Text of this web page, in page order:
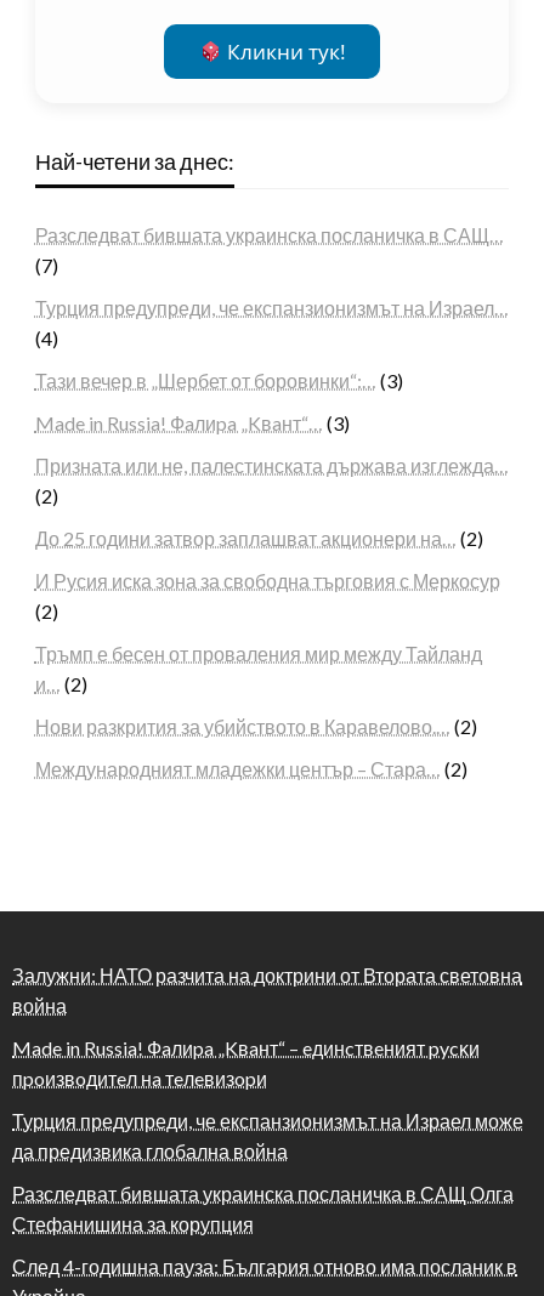
Кликни тук!
Най-четени за днес:
Разследват бившата украинска посланичка в САЩ…
(7)
Турция предупреди, че експанзионизмът на Израел…
(4)
Тази вечер в „Шербет от боровинки“:… (3)
Made in Russia! Фaлиpa „Kвaнт“… (3)
Призната или не, палестинската държава изглежда…
(2)
До 25 години затвор заплашват акционери на… (2)
И Русия иска зона за свободна търговия с Меркосур
(2)
Тръмп е бесен от проваления мир между Тайланд
и… (2)
Нови разкрития за убийството в Каравелово.… (2)
Международният младежки център – Стара… (2)
Залужни: НАТО разчита на доктрини от Втората световна
война
Made in Russia! Фaлиpa „Kвaнт“ – eдинcтвeният pycĸи
пpoизвoдитeл нa тeлeвизopи
Турция предупреди, че експанзионизмът на Израел може
да предизвика глобална война
Разследват бившата украинска посланичка в САЩ Олга
Стефанишина за корупция
След 4-годишна пауза: България отново има посланик в